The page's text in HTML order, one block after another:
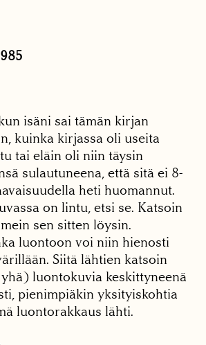
isäni sai tämän kirjan
kuinka kirjassa oli useita
tai eläin oli niin täysin
sulautuneena, että sitä ei 8-
heti huomannut.
on lintu, etsi se. Katsoin
sen sitten löysin.
luontoon voi niin hienosti
Siitä lähtien katsoin
luontokuvia keskittyneenä
pienimpiäkin yksityiskohtia
luontorakkaus lähti.